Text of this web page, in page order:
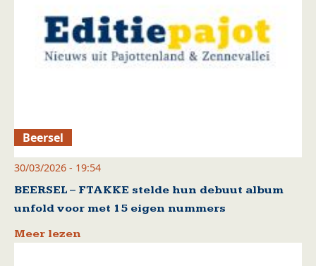
Beersel
30/03/2026 - 19:54
BEERSEL – FTAKKE stelde hun debuut album
unfold voor met 15 eigen nummers
Meer lezen